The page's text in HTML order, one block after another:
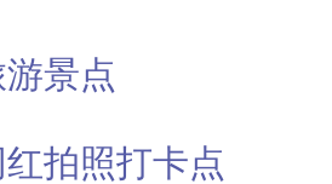
景点
拍照打卡点